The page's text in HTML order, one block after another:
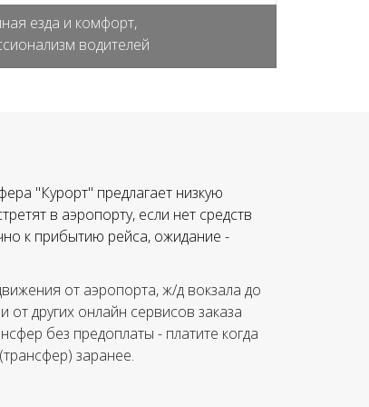
езда и комфорт,
водителей
от аэропорта, ж/д вокзала до
от других онлайн сервисов заказа
без предоплаты - платите когда
заранее.
"Курорт" предлагает низкую
в аэропорту, если нет средств
к прибытию рейса, ожидание -